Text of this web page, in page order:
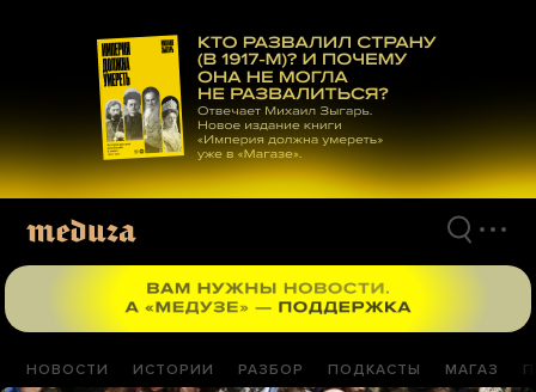
материалам
НОВОСТИ ИСТОРИИ РАЗБОР ПОДКАСТЫ МАГАЗ